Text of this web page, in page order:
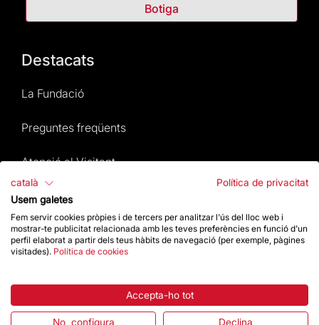
Botiga
Destacats
La Fundació
Preguntes freqüents
Atenció al Visitant
Normativa i condicions de compra
Notícies i Actualitat
català
Política de privacitat
Usem galetes
Fem servir cookies pròpies i de tercers per analitzar l'ús del lloc web i
mostrar-te publicitat relacionada amb les teves preferències en funció d'un
perfil elaborat a partir dels teus hàbits de navegació (per exemple, pàgines
visitades). Política de cookies
Accepta-ho tot
No, configura Declina